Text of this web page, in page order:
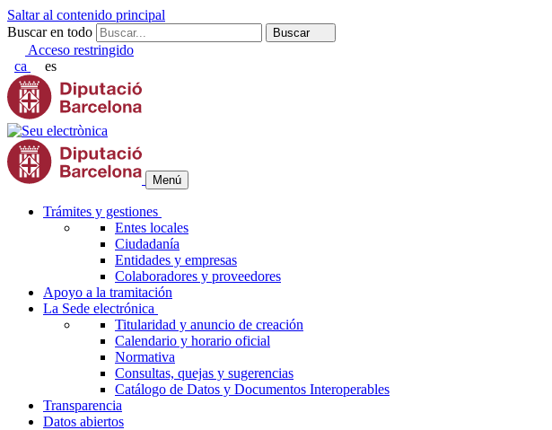
Saltar al contenido principal
Buscar en todo
Buscar
Acceso restringido
ca
es
Menú
Trámites y gestiones
Entes locales
Ciudadanía
Entidades y empresas
Colaboradores y proveedores
Apoyo a la tramitación
La Sede electrónica
Titularidad y anuncio de creación
Calendario y horario oficial
Normativa
Consultas, quejas y sugerencias
Catálogo de Datos y Documentos Interoperables
Transparencia
Datos abiertos